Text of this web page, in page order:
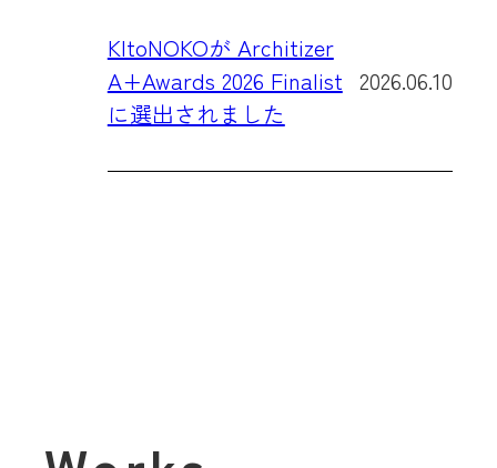
KItoNOKOが Architizer
A+Awards 2026 Finalist
に選出されました
2026.06.10